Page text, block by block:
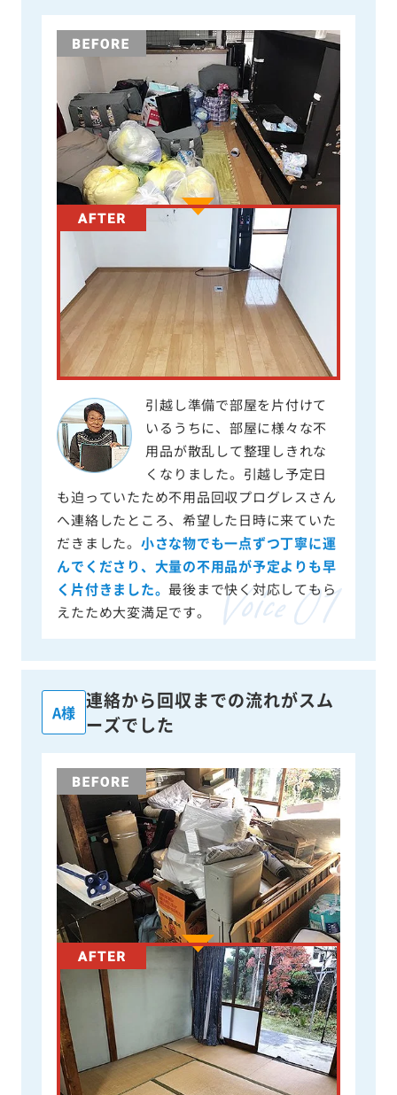
引越し準備で部屋を片付けて
いるうちに、部屋に様々な不
用品が散乱して整理しきれな
くなりました。引越し予定日
も迫っていたため不用品回収プログレスさん
へ連絡したところ、希望した日時に来ていた
だきました。 小さな物でも一点ずつ丁寧に運
んでくださり、大量の不用品が予定よりも早
く片付きました。 最後まで快く対応してもら
えたため大変満足です。
A様
連絡から回収までの流れがスム
ーズでした